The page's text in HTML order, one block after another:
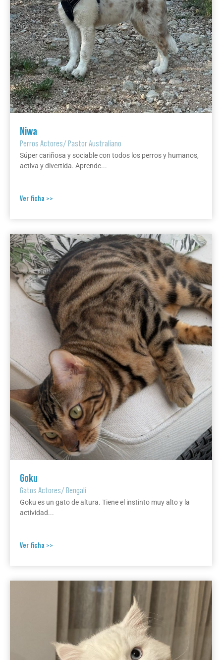
Niwa
Perros Actores/Pastor Australiano
Súper cariñosa y sociable con todos los perros y humanos,
activa y divertida. Aprende...
Ver ficha >>
Goku
Gatos Actores/Bengalí
Goku es un gato de altura. Tiene el instinto muy alto y la
actividad...
Ver ficha >>